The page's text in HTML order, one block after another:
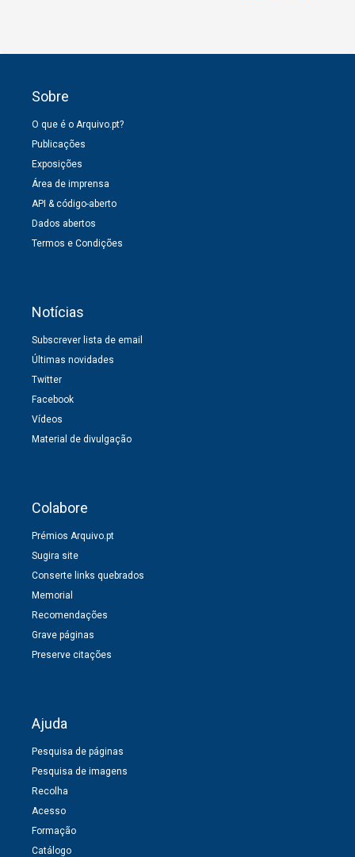
Sobre
O que é o Arquivo.pt?
Publicações
Exposições
Área de imprensa
API & código-aberto
Dados abertos
Termos e Condições
Notícias
Subscrever lista de email
Últimas novidades
Twitter
Facebook
Vídeos
Material de divulgação
Colabore
Prémios Arquivo.pt
Sugira site
Conserte links quebrados
Memorial
Recomendações
Grave páginas
Preserve citações
Ajuda
Pesquisa de páginas
Pesquisa de imagens
Recolha
Acesso
Formação
Catálogo